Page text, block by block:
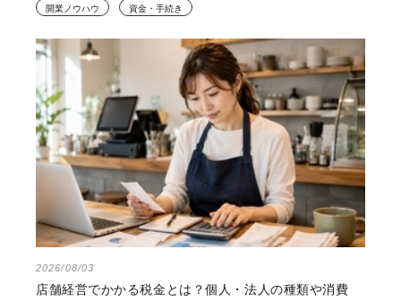
開業ノウハウ 資金・手続き
2026/08/03
店舗経営でかかる税金とは？個人・法人の種類や消費